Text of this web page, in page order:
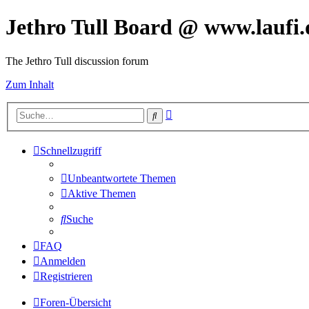
Jethro Tull Board @
The Jethro Tull discussion forum
Zum Inhalt
Suche
Schnellzugriff
Unbeantwortete Themen
Aktive Themen
Suche
FAQ
Anmelden
Registrieren
Foren-Übersicht